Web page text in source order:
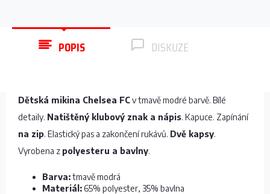
POPIS DISKUZE
Dětská mikina Chelsea FCv tmavě modré barvě. Bílé
detaily. Natištěný klubový znak a nápis. Kapuce. Zapínání
na zip. Elastický pas a zakončení rukávů. Dvě kapsy.
Vyrobena z polyesteru a bavlny.
Barva:tmavě modrá
Materiál:65% polyester, 35% bavlna